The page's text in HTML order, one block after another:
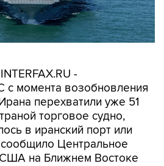
-
момента возобновления
перехватили уже 51
торговое судно,
в иранский порт или
Центральное
на Ближнем Востоке